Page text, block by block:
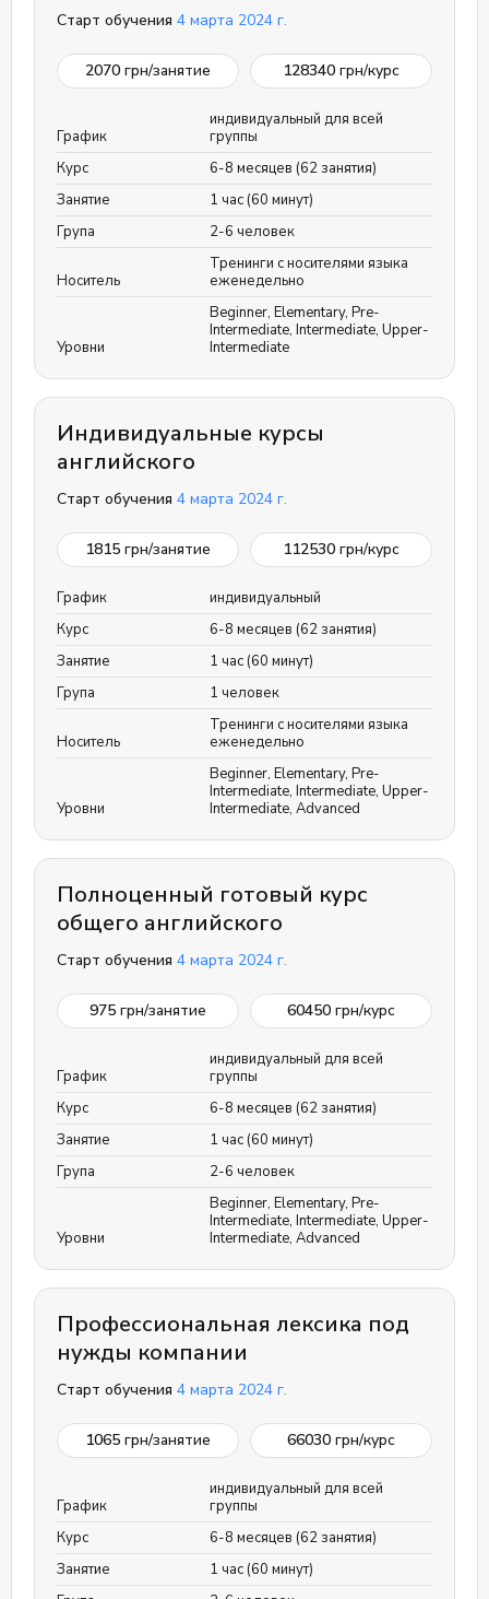
Старт обучения 4 марта 2024 г.
2070 грн/занятие 128340 грн/курс
График
индивидуальный для всей
группы
Курс
6-8 месяцев (62 занятия)
Занятие
1 час (60 минут)
Група
2-6 человек
Носитель
Тренинги с носителями языка
еженедельно
Уровни
Beginner, Elementary, Pre-
Intermediate, Intermediate, Upper-
Intermediate
Индивидуальные курсы
английского
Старт обучения 4 марта 2024 г.
1815 грн/занятие 112530 грн/курс
График
индивидуальный
Курс
6-8 месяцев (62 занятия)
Занятие
1 час (60 минут)
Група
1 человек
Носитель
Тренинги с носителями языка
еженедельно
Уровни
Beginner, Elementary, Pre-
Intermediate, Intermediate, Upper-
Intermediate, Advanced
Полноценный готовый курс
общего английского
Старт обучения 4 марта 2024 г.
975 грн/занятие 60450 грн/курс
График
индивидуальный для всей
группы
Курс
6-8 месяцев (62 занятия)
Занятие
1 час (60 минут)
Група
2-6 человек
Уровни
Beginner, Elementary, Pre-
Intermediate, Intermediate, Upper-
Intermediate, Advanced
Профессиональная лексика под
нужды компании
Старт обучения 4 марта 2024 г.
1065 грн/занятие 66030 грн/курс
График
индивидуальный для всей
группы
Курс
6-8 месяцев (62 занятия)
Занятие
1 час (60 минут)